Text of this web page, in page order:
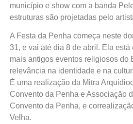
município e show com a banda
estruturas são projetadas pelo
A Festa da Penha começa neste
31, e vai até dia 8 de abril. Ela está
mais antigos eventos religiosos do
relevância na identidade e na
É uma realização da Mitra
Convento da Penha e Associação
Convento da Penha, e
Velha.